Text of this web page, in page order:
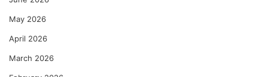
May 2026
April 2026
March 2026